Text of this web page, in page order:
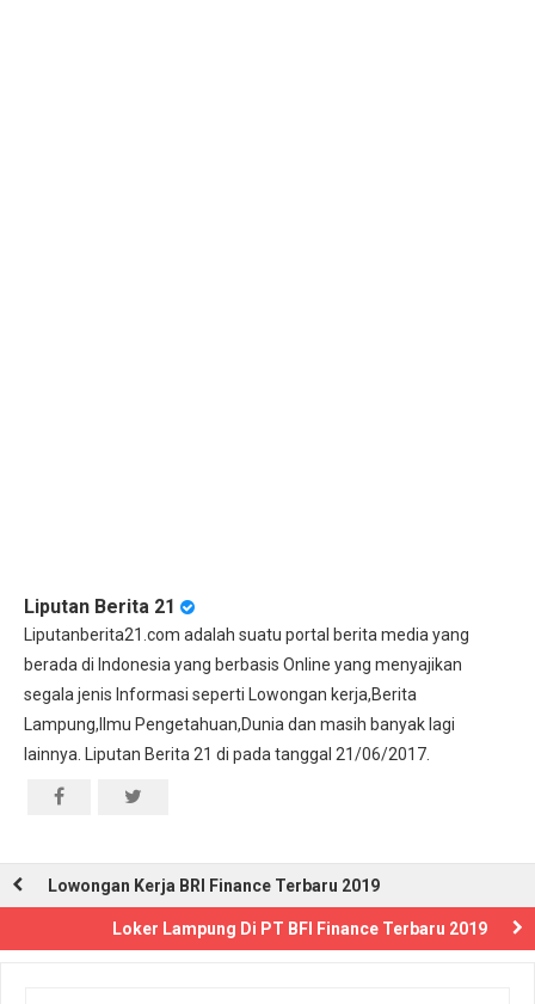
Liputan Berita 21
Liputanberita21.com adalah suatu portal berita media yang
berada di Indonesia yang berbasis Online yang menyajikan
segala jenis Informasi seperti Lowongan kerja,Berita
Lampung,Ilmu Pengetahuan,Dunia dan masih banyak lagi
lainnya. Liputan Berita 21 di pada tanggal 21/06/2017.
Lowongan Kerja BRI Finance Terbaru 2019
Loker Lampung Di PT BFI Finance Terbaru 2019